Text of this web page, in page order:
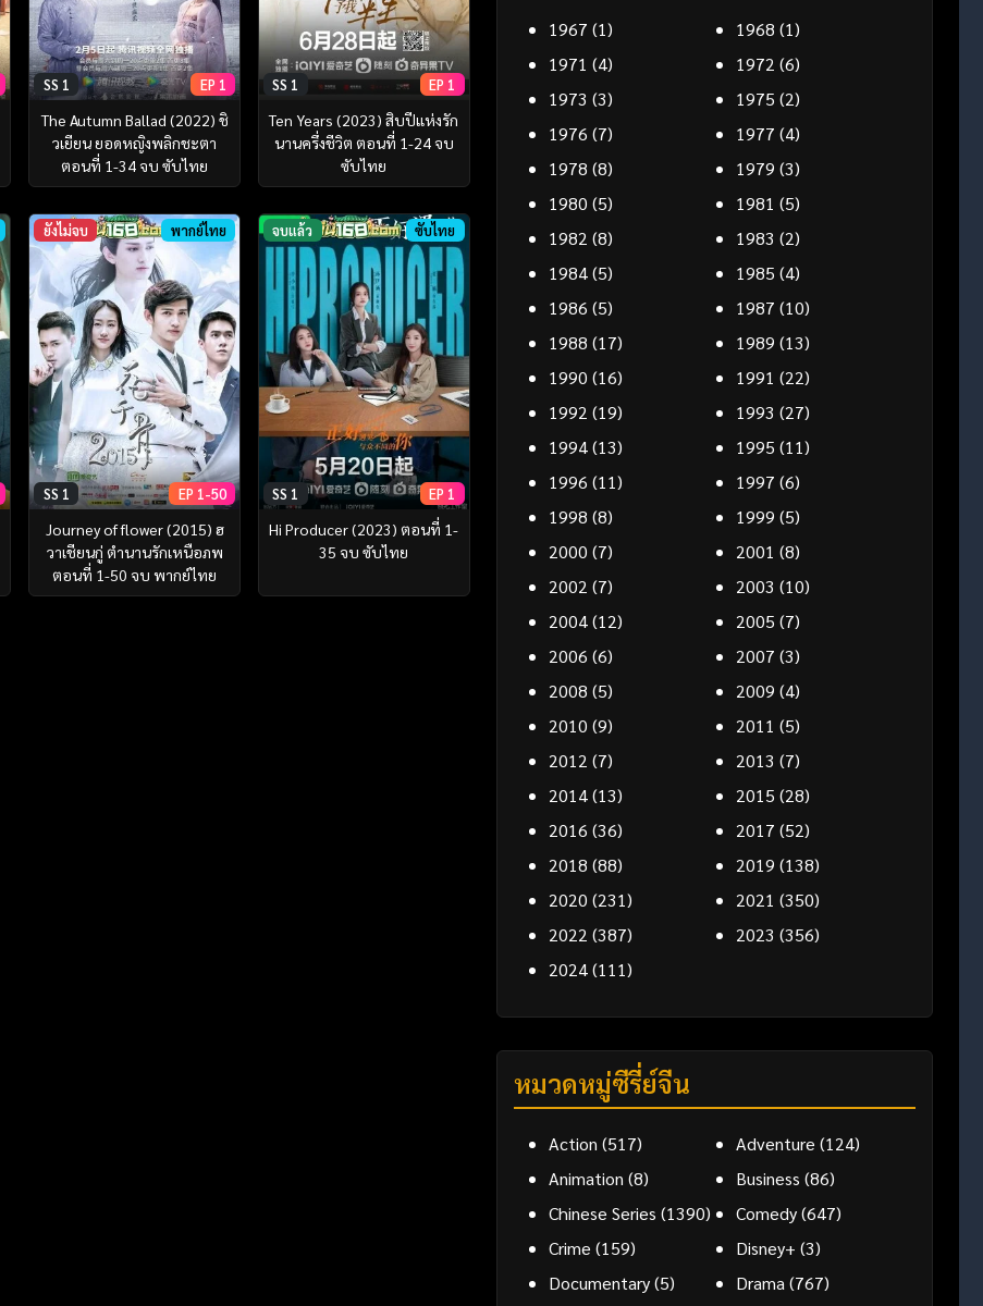
SS 1 EP 1
The Autumn Ballad (2022) ชิ
วเยียน ยอดหญิงพลิกชะตา
ตอนที่ 1-34 จบ ซับไทย
SS 1 EP 1
Ten Years (2023) สิบปีแห่งรัก
นานครึ่งชีวิต ตอนที่ 1-24 จบ
ซับไทย
ยังไม่จบ พากย์ไทย
SS 1 EP 1-50
Journey of flower (2015) ฮ
วาเชียนกู่ ตำนานรักเหนือภพ
ตอนที่ 1-50 จบ พากย์ไทย
จบแล้ว ซับไทย
SS 1 EP 1
Hi Producer (2023) ตอนที่ 1-
35 จบ ซับไทย
1967 (1) 1968 (1)
1971 (4) 1972 (6)
1973 (3) 1975 (2)
1976 (7) 1977 (4)
1978 (8) 1979 (3)
1980 (5) 1981 (5)
1982 (8) 1983 (2)
1984(5) 1985 (4)
1986 (5) 1987 (10)
1988 (17) 1989 (13)
1990 (16) 1991 (22)
1992 (19) 1993 (27)
1994(13) 1995 (11)
1996 (11) 1997 (6)
1998 (8) 1999 (5)
2000 (7) 2001 (8)
2002 (7) 2003 (10)
2004(12) 2005 (7)
2006 (6) 2007 (3)
2008 (5) 2009 (4)
2010 (9) 2011 (5)
2012 (7) 2013 (7)
2014(13) 2015 (28)
2016 (36) 2017 (52)
2018 (88) 2019 (138)
2020 (231) 2021 (350)
2022 (387) 2023 (356)
2024(111)
หมวดหมู่ซีรี่ย์จีน
Action (517) Adventure (124)
Animation (8) Business (86)
Chinese Series (1390) Comedy(647)
Crime (159) Disney+ (3)
Documentary(5) Drama(767)